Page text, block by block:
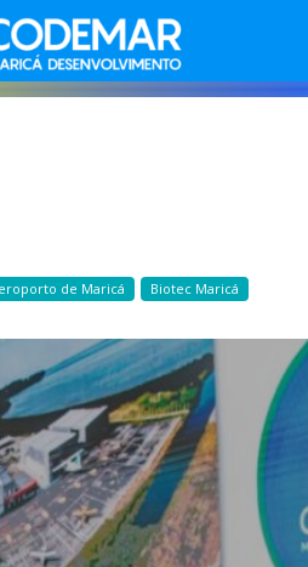
de Maricá Biotec Maricá